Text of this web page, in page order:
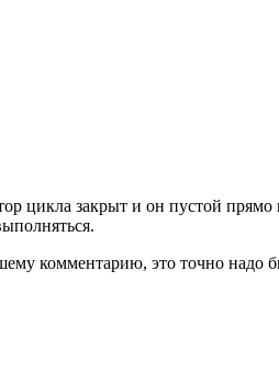
цикла закрыт и он пустой
комментарию, это точно надо